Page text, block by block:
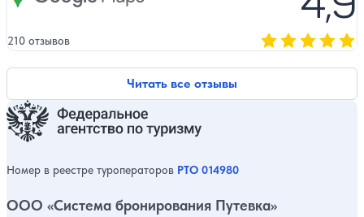
Читать все отзывы
210 отзывов
Номер в реестре туроператоров РТО 014980
ООО «Система бронирования Путевка»